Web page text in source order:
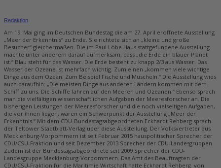
Redaktion
Am 19. Mai ging im Deutschen Bundestag die am 27. April eröffnete Ausstellung
„Meer der Erkenntnis“ zu Ende. Sie richtete sich an „kleine und große
Besucher“ gleichermaßen. Die im Paul Löbe Haus stattgefundene Ausstellung
machte unter anderem darauf aufmerksam, dass „die Erde ein blauer Planet
ist.“ Blau steht für das Wasser. Die Erde besteht zu knapp 2/3 aus Wasser. Das
Wasser der Ozeane ist mehrfach wichtig. Zum einen „kommen viele wichtige
Dinge aus dem Ozean. Zum Beispiel Fische und Muscheln.“ Die Ausstellung wies
auch daraufhin: „Die meisten Dinge aus anderen Ländern kommen mit dem
Schiff zu uns. Die Schiffe fahren auf den Meeren und Ozeanen.“ Ebenso sprach
man die vielfältigen wissenschaftlichen Aufgaben der Meeresforscher an. Die
bisherigen Leistungen der Meeresforscher und die noch vielseitigen Aufgaben,
die vor ihnen liegen, waren ein Schwerpunkt der Ausstellung „Meer der
Erkenntnis.“ Mit dem CDU-Bundestagsabgeordneten Eckhardt Rehberg sprach
der Teltower Stadtblatt-Verlag über diese Ausstellung. Der Volksvertreter aus
Mecklenburg-Vorpommern ist seit Februar 2015 hauspolitischer Sprecher der
CDU/CSU-Fraktion und seit Dezember 2013 Sprecher der CDU-Landesgruppen.
Zudem ist der Bundestagsabgeordnete seit 2009 Sprecher der CDU-
Landesgruppe Mecklenburg-Vorpommern. Das Amt des Beauftragten der
CDU/CSU-Fraktion für die Maritimie Wirtschaft hatte Eckhardt Rehberg von